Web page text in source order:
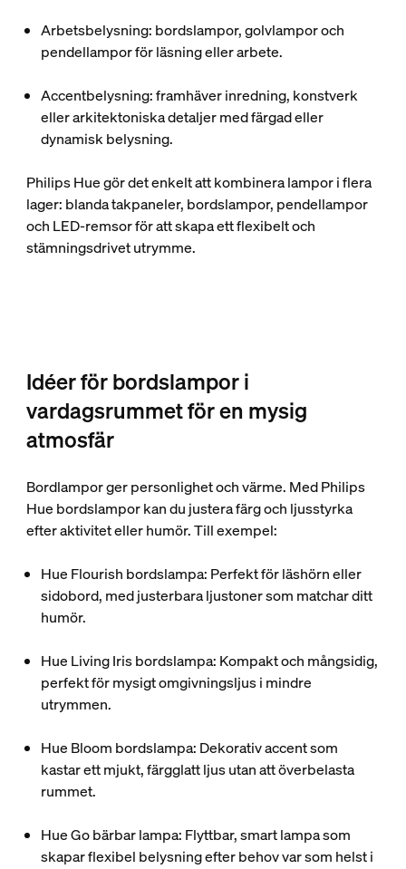
Arbetsbelysning: bordslampor, golvlampor och
pendellampor för läsning eller arbete.
Accentbelysning: framhäver inredning, konstverk
eller arkitektoniska detaljer med färgad eller
dynamisk belysning.
Philips Hue gör det enkelt att kombinera lampor i flera
lager: blanda takpaneler, bordslampor, pendellampor
och LED-remsor för att skapa ett flexibelt och
stämningsdrivet utrymme.
Idéer för bordslampor i
vardagsrummet för en mysig
atmosfär
Bordlampor ger personlighet och värme. Med Philips
Hue bordslampor kan du justera färg och ljusstyrka
efter aktivitet eller humör. Till exempel:
Hue Flourish bordslampa: Perfekt för läshörn eller
sidobord, med justerbara ljustoner som matchar ditt
humör.
Hue Living Iris bordslampa: Kompakt och mångsidig,
perfekt för mysigt omgivningsljus i mindre
utrymmen.
Hue Bloom bordslampa: Dekorativ accent som
kastar ett mjukt, färgglatt ljus utan att överbelasta
rummet.
Hue Go bärbar lampa: Flyttbar, smart lampa som
skapar flexibel belysning efter behov var som helst i